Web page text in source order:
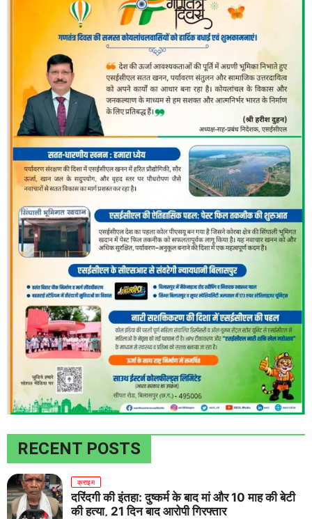
RECENT POSTS
क्राइम
दरिंदगी की इंतहा: दुष्कर्म के बाद मां और 10 माह की बेटी
की हत्या, 21 दिन बाद आरोपी गिरफ्तार